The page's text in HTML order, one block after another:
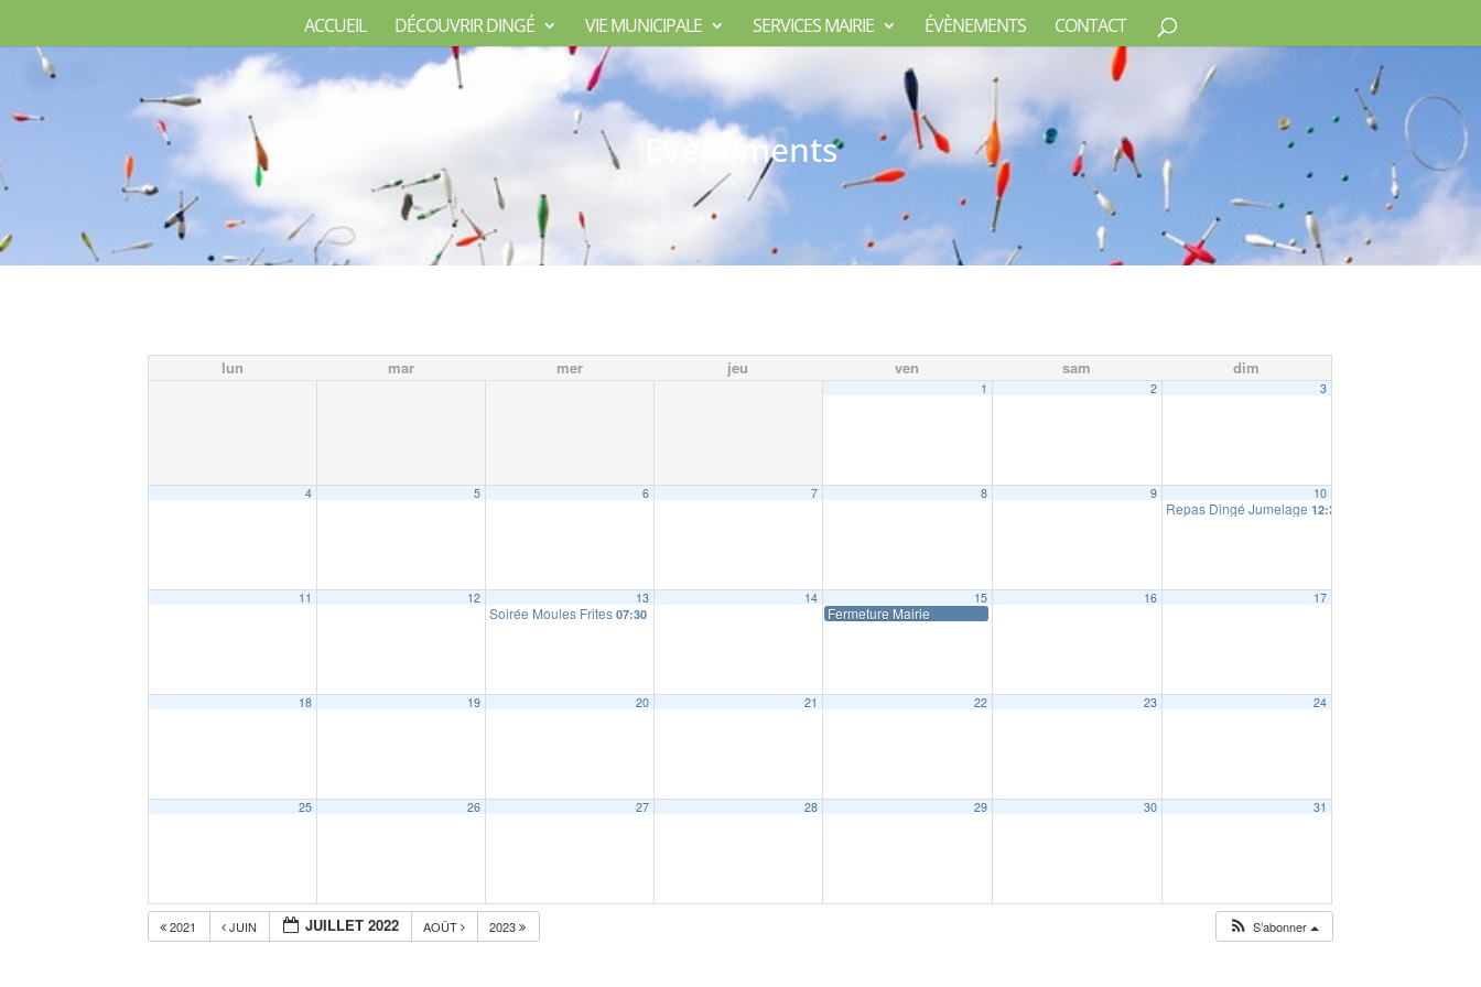
ACCUEIL DÉCOUVRIR DINGÉ VIE MUNICIPALE SERVICES MAIRIE ÉVÈNEMENTS CONTACT
Evènements
lun mar mer jeu ven sam dim
1 2 3
4 5 6 7 8 9 10
Repas Dingé Jumelage12:30
11 12 13
Soirée Moules Frites07:30
14 15
Fermeture Mairie
16 17
18 19 20 21 22 23 24
25 26 27 28 29 30 31
2021 JUIN JUILLET 2022 AOÛT 2023 S’abonner